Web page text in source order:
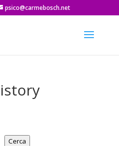
psico@carmebosch.net
Cerca